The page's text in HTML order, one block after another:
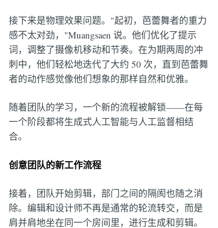
接下来是物理效果问题。"起初，芭蕾舞者的重力
感不太对劲，"Muangsaen 说。他们优化了提示
词，调整了摄像机移动和节奏。在为期两周的冲
刺中，他们轻松地迭代了大约 50 次，直到芭蕾舞
者的动作感觉像他们想象的那样自然和优雅。
随着团队的学习，一个新的流程被解锁——在每
一个阶段都将生成式人工智能与人工监督相结
合。
创意团队的新工作流程
接着，团队开始剪辑，部门之间的隔阂也随之消
除。编辑和设计师不再是通常的轮流转交，而是
肩并肩地坐在同一个房间里，进行生成和剪辑。